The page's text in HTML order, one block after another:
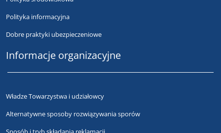
Polityka informacyjna
Dobre praktyki ubezpieczeniowe
Informacje organizacyjne
Władze Towarzystwa i udziałowcy
Alternatywne sposoby rozwiązywania sporów